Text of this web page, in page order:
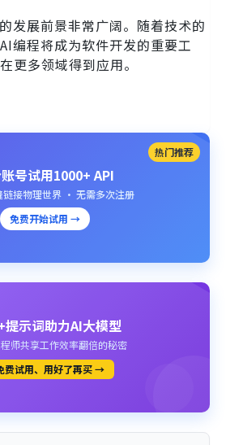
发展前景非常广阔。随着技术的
编程将成为软件开发的重要工
更多领域得到应用。
热门推荐
号试用1000+ API
链接物理世界 · 无需多次注册
免费开始试用 →
提示词助力AI大模型
师共享工作效率翻倍的秘密
费试用、用好了再买 →